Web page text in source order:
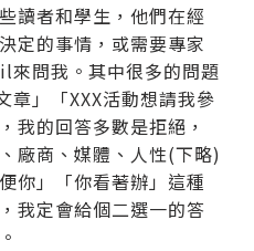
讀者和學生，他們在經
定的事情，或需要專家
來問我。其中很多的問題
章」「XXX活動想請我參
我的回答多數是拒絕，
廠商、媒體、人性(下略)
你」「你看著辦」這種
我定會給個二選一的答